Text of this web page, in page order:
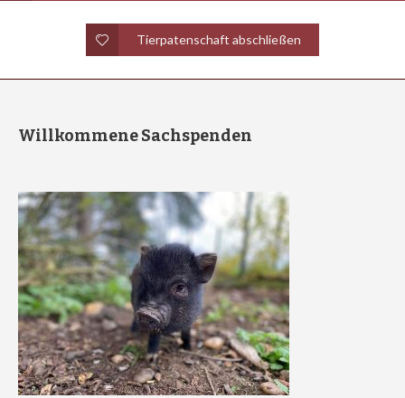
Tierpatenschaft abschließen
Willkommene Sachspenden